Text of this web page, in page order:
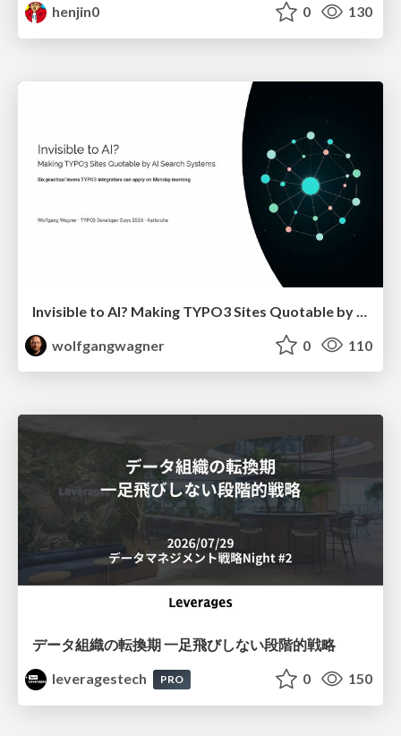
henjin0
0 130
wolfgangwagner
0 110
データ組織の転換期 一足飛びしない段階的戦略
leveragestech
PRO 0 150